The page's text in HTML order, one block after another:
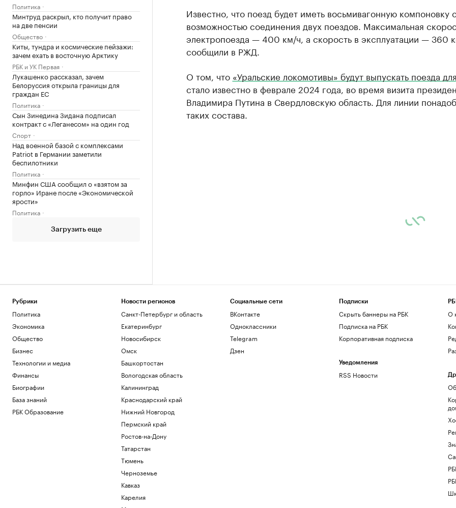
Политика
Минтруд раскрыл, кто получит право
на две пенсии
Общество
Киты, тундра и космические пейзажи:
зачем ехать в восточную Арктику
РБК и УК Первая
Лукашенко рассказал, зачем
Белоруссия открыла границы для
граждан ЕС
Политика
Сын Зинедина Зидана подписал
контракт с «Леганесом» на один год
Спорт
Над военной базой с комплексами
Patriot в Германии заметили
беспилотники
Политика
Минфин США сообщил о «взятом за
горло» Иране после «Экономической
ярости»
Политика
Загрузить еще
Известно, что поезд будет иметь восьмивагонную компоновку с
возможностью соединения двух поездов. Максимальная
электропоезда — 400 км/ч, а скорость в эксплуатации — 360
сообщили в РЖД.
О том, что «Уральские локомотивы» будут выпускать поезда
стало известно в феврале 2024 года, во время визита
Владимира Путина в Свердловскую область. Для линии
таких состава.
Рубрики
Политика
Экономика
Общество
Бизнес
Технологии и медиа
Финансы
Биографии
База знаний
РБК Образование
Новости регионов
Санкт-Петербург и область
Екатеринбург
Новосибирск
Омск
Башкортостан
Вологодская область
Калининград
Краснодарский край
Нижний Новгород
Пермский край
Ростов-на-Дону
Татарстан
Тюмень
Черноземье
Кавказ
Карелия
Социальные сети
ВКонтакте
Одноклассники
Telegram
Дзен
Подписки
Скрыть баннеры на РБК
Подписка на РБК
Корпоративная подписка
Уведомления
RSS Новости
О